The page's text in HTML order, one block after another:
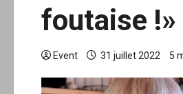
foutaise !»
Event 31 juillet 2022 5